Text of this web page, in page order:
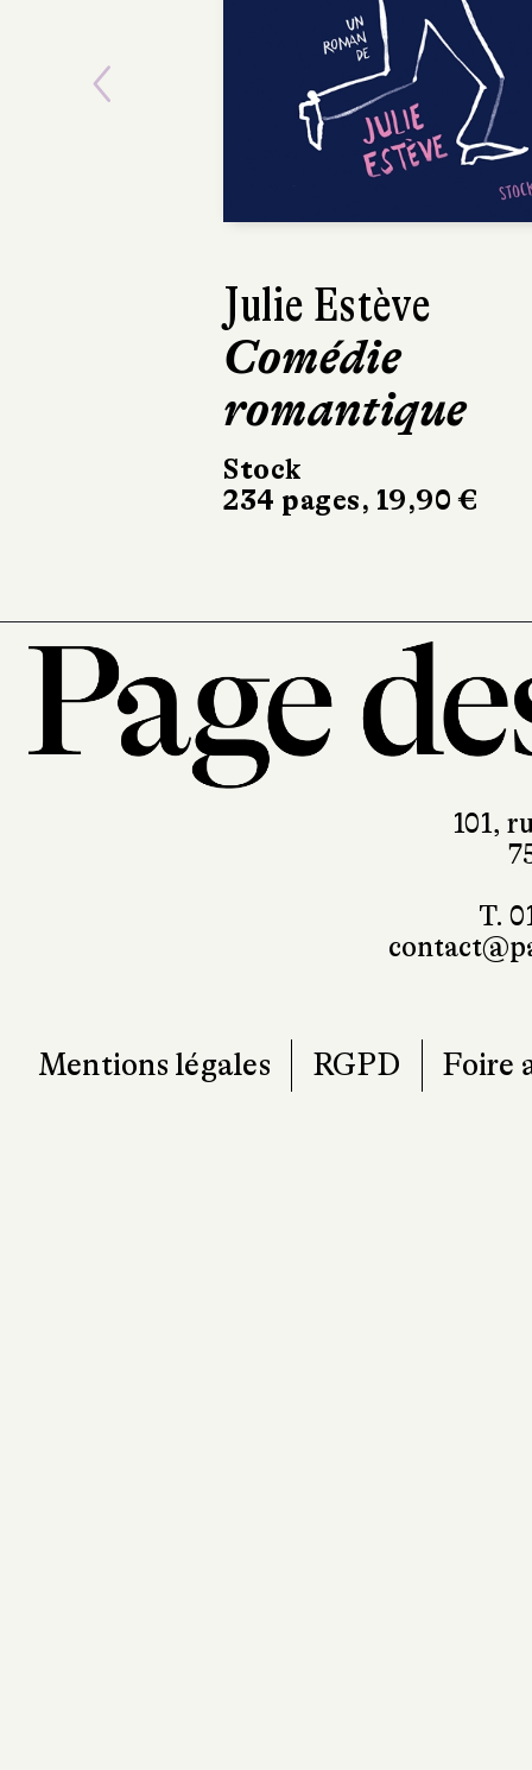
Agnès
Vannouvong
Brute
Mercure de France
194 pages, 20 €
T.